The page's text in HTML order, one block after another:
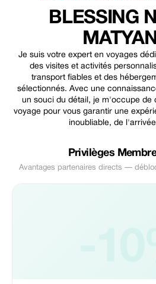
BLESSING
Je suis votre expert en voyages
des visites et activités
transport fiables et des
sélectionnés. Avec une
un souci du détail, je m'occupe de
voyage pour vous garantir une
inoubliable, de
Privilèges
Avantages partenaires directs —